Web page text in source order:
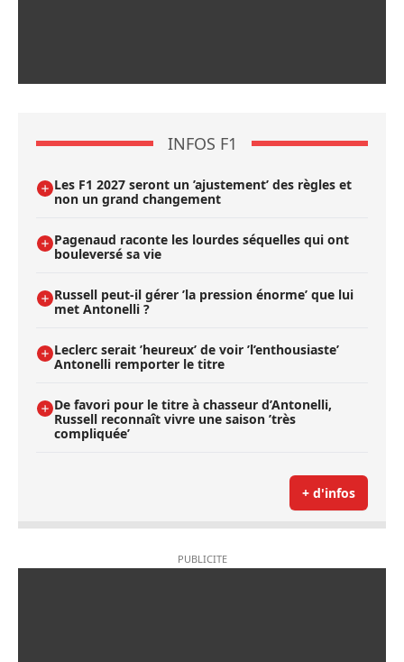
INFOS F1
Les F1 2027 seront un ’ajustement’ des règles et
non un grand changement
Pagenaud raconte les lourdes séquelles qui ont
bouleversé sa vie
Russell peut-il gérer ’la pression énorme’ que lui
met Antonelli ?
Leclerc serait ’heureux’ de voir ’l’enthousiaste’
Antonelli remporter le titre
De favori pour le titre à chasseur d’Antonelli,
Russell reconnaît vivre une saison ’très
compliquée’
+ d'infos